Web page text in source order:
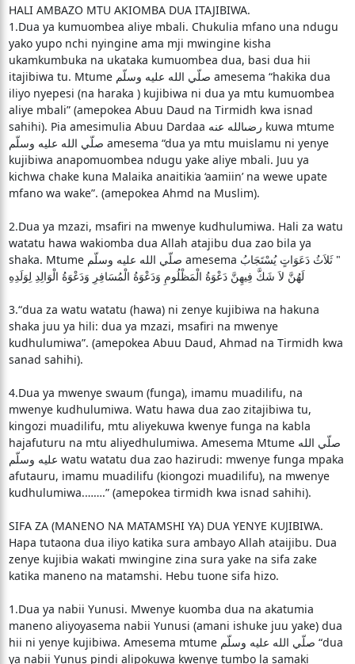
HALI AMBAZO MTU AKIOMBA DUA ITAJIBIWA.
1.Dua ya kumuombea aliye mbali. Chukulia mfano una ndugu
yako yupo nchi nyingine ama mji mwingine kisha
ukamkumbuka na ukataka kumuombea dua, basi dua hii
itajibiwa tu. Mtume صلّي الله عليه وسلّم amesema “hakika dua
iliyo nyepesi (na haraka ) kujibiwa ni dua ya mtu kumuombea
aliye mbali” (amepokea Abuu Daud na Tirmidh kwa isnad
sahihi). Pia amesimulia Abuu Dardaa رضىالله عنه kuwa mtume
صلّي الله عليه وسلّم amesema “dua ya mtu muislamu ni yenye
kujibiwa anapomuombea ndugu yake aliye mbali. Juu ya
kichwa chake kuna Malaika anaitikia ‘aamiin’ na wewe upate
mfano wa wake”. (amepokea Ahmd na Muslim).
2.Dua ya mzazi, msafiri na mwenye kudhulumiwa. Hali za watu
watatu hawa wakiomba dua Allah atajibu dua zao bila ya
shaka. Mtume صلّي الله عليه وسلّم amesema ‏ "‏ ثَلاَثُ دَعَوَاتٍ يُسْتَجَابُ
لَهُنَّ لاَ شَكَّ فِيهِنَّ دَعْوَةُ الْمَظْلُومِ وَدَعْوَةُ الْمُسَافِرِ وَدَعْوَةُ الْوَالِدِ لِوَلَدِهِ
3.“dua za watu watatu (hawa) ni zenye kujibiwa na hakuna
shaka juu ya hili: dua ya mzazi, msafiri na mwenye
kudhulumiwa”. (amepokea Abuu Daud, Ahmad na Tirmidh kwa
sanad sahihi).
4.Dua ya mwenye swaum (funga), imamu muadilifu, na
mwenye kudhulumiwa. Watu hawa dua zao zitajibiwa tu,
kingozi muadilifu, mtu aliyekuwa kwenye funga na kabla
hajafuturu na mtu aliyedhulumiwa. Amesema Mtume صلّي الله
عليه وسلّم watu watatu dua zao hazirudi: mwenye funga mpaka
afutauru, imamu muadilifu (kiongozi muadilifu), na mwenye
kudhulumiwa.…….” (amepokea tirmidh kwa isnad sahihi).
SIFA ZA (MANENO NA MATAMSHI YA) DUA YENYE KUJIBIWA.
Hapa tutaona dua iliyo katika sura ambayo Allah ataijibu. Dua
zenye kujibia wakati mwingine zina sura yake na sifa zake
katika maneno na matamshi. Hebu tuone sifa hizo.
1.Dua ya nabii Yunusi. Mwenye kuomba dua na akatumia
maneno aliyoyasema nabii Yunusi (amani ishuke juu yake) dua
hii ni yenye kujibiwa. Amesema mtume صلّي الله عليه وسلّم “dua
ya nabii Yunus pindi alipokuwa kwenye tumbo la samaki